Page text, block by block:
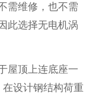
需维修，也不需
此选择无电机涡
屋顶上连底座一
设计钢结构荷重